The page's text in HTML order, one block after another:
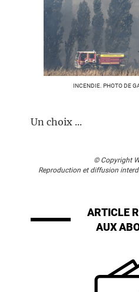
INCENDIE. PHOTO DE
Un choix ...
© Copyright
Reproduction et diffusion
ARTICLE
AUX